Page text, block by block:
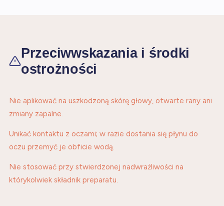
Przeciwwskazania i środki
ostrożności
Nie aplikować na uszkodzoną skórę głowy, otwarte rany ani
zmiany zapalne.
Unikać kontaktu z oczami; w razie dostania się płynu do
oczu przemyć je obficie wodą.
Nie stosować przy stwierdzonej nadwrażliwości na
którykolwiek składnik preparatu.